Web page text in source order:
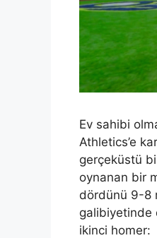
Ev sahibi
Athletics’e
gerçeküstü
oynanan bir
dördünü 9-8
galibiyetinde
ikinci homer: